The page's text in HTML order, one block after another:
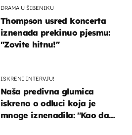
DRAMA U ŠIBENIKU
Thompson usred koncerta
iznenada prekinuo pjesmu:
"Zovite hitnu!"
ISKRENI INTERVJU!
Naša predivna glumica
iskreno o odluci koja je
mnoge iznenadila: ''Kao da